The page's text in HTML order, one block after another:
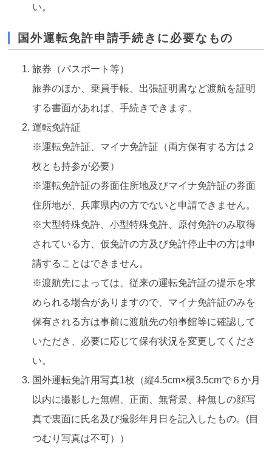
い。
国外運転免許申請手続きに必要なもの
旅券（パスポート等）
旅券のほか、乗員手帳、出張証明書など渡航を証明
する書面があれば、手続きできます。
運転免許証
※運転免許証、マイナ免許証（両方保有する方は２
枚とも持参が必要）
※運転免許証の券面住所地及びマイナ免許証の券面
住所地が、兵庫県内の方でないと申請できません。
※大型特殊免許、小型特殊免許、原付免許のみ取得
されている方、仮免許の方及び免許停止中の方は申
請することはできません。
※渡航先によっては、従来の運転免許証の提示を求
められる場合がありますので、マイナ免許証のみを
保有される方は事前に渡航先の領事館等に確認して
いただき、必要に応じて保有状況を変更してくださ
い。
国外運転免許用写真1枚（縦4.5cm×横3.5cmで６か月
以内に撮影した無帽、正面、無背景、枠無しの顔写
真で裏面に氏名及び撮影年月日を記入したもの。(目
つむり写真は不可））